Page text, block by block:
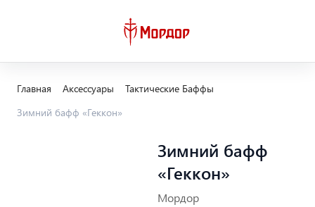
Главная Аксессуары
Тактические Баффы
Зимний бафф «Геккон»
Зимний бафф
«Геккон»
Мордор